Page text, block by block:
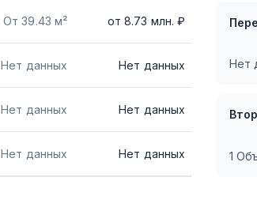
От 39.43 м² от8.73 млн. ₽
Нет данных Нет данных
Нет данных Нет данных
Нет данных Нет данных
Нет
1